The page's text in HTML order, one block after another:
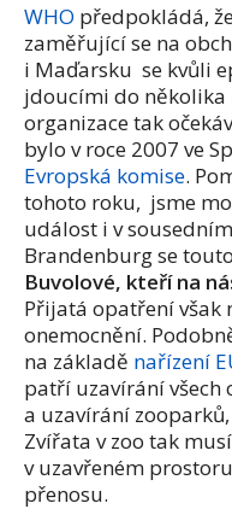
WHO předpokládá,
zaměřující se na
i Maďarsku se kvůli
jdoucími do
organizace tak
bylo v roce 2007 ve
Evropská komise.
tohoto roku, jsme
událost i v
Brandenburg se
Buvolové, kteří na
Přijatá opatření však
onemocnění.
na základě nařízení
patří uzavírání všech
a uzavírání
Zvířata v zoo tak
v uzavřeném
přenosu.